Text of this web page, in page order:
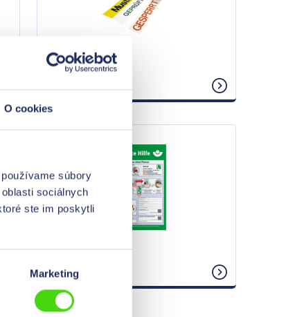
O cookies
súbory
sociálnych
ste im poskytli
Marketing
Oznamy